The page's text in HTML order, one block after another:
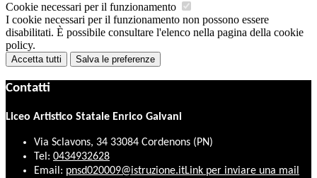
Cookie necessari per il funzionamento
I cookie necessari per il funzionamento non possono essere
disabilitati. È possibile consultare l'elenco nella pagina della cookie
policy.
Accetta tutti Salva le preferenze
Contatti
Liceo Artistico Statale Enrico Galvani
Via Sclavons, 34 33084 Cordenons (PN)
Tel: 0434932628
Email: pnsd020009@istruzione.itLink per inviare una mail